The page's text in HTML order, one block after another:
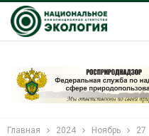
Главная 2024 Ноябрь 27